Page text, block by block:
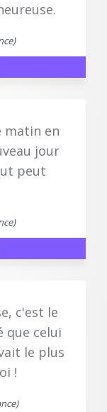
matin en
jour
peut
c'est le
que celui
le plus
!